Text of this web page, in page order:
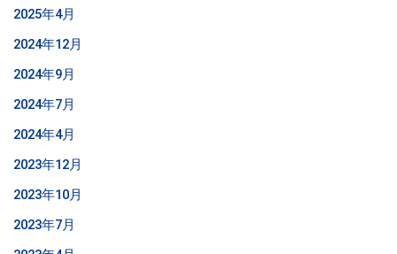
2025年4月
2024年12月
2024年9月
2024年7月
2024年4月
2023年12月
2023年10月
2023年7月